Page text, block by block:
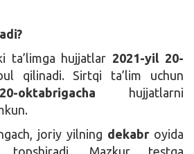
ta’limga hujjatlar 2021-yil 20-
qilinadi. Sirtqi ta’lim uchun
oktabrigacha hujjatlarni
joriy yilning dekabr oyida
Mazkur testga